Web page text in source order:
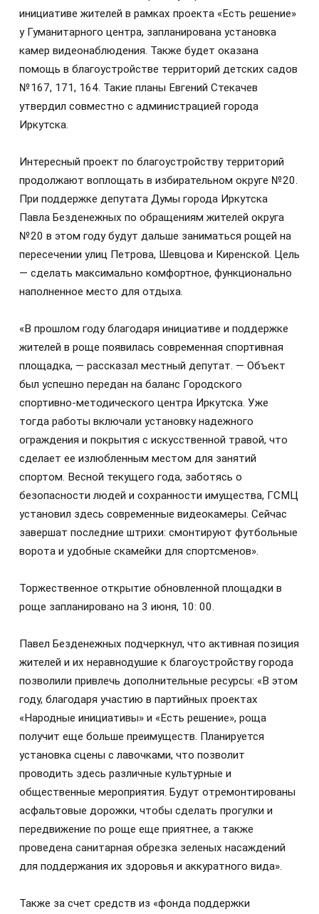
инициативе жителей в рамках проекта «Есть решение»
у Гуманитарного центра, запланирована установка
камер видеонаблюдения. Также будет оказана
помощь в благоустройстве территорий детских садов
№167, 171, 164. Такие планы Евгений Стекачев
утвердил совместно с администрацией города
Иркутска.
Интересный проект по благоустройству территорий
продолжают воплощать в избирательном округе №20.
При поддержке депутата Думы города Иркутска
Павла Безденежных по обращениям жителей округа
№20 в этом году будут дальше заниматься рощей на
пересечении улиц Петрова, Шевцова и Киренской. Цель
— сделать максимально комфортное, функционально
наполненное место для отдыха.
«В прошлом году благодаря инициативе и поддержке
жителей в роще появилась современная спортивная
площадка, — рассказал местный депутат. — Объект
был успешно передан на баланс Городского
спортивно-методического центра Иркутска. Уже
тогда работы включали установку надежного
ограждения и покрытия с искусственной травой, что
сделает ее излюбленным местом для занятий
спортом. Весной текущего года, заботясь о
безопасности людей и сохранности имущества, ГСМЦ
установил здесь современные видеокамеры. Сейчас
завершат последние штрихи: смонтируют футбольные
ворота и удобные скамейки для спортсменов».
Торжественное открытие обновленной площадки в
роще запланировано на 3 июня, 10: 00.
Павел Безденежных подчеркнул, что активная позиция
жителей и их неравнодушие к благоустройству города
позволили привлечь дополнительные ресурсы: «В этом
году, благодаря участию в партийных проектах
«Народные инициативы» и «Есть решение», роща
получит еще больше преимуществ. Планируется
установка сцены с лавочками, что позволит
проводить здесь различные культурные и
общественные мероприятия. Будут отремонтированы
асфальтовые дорожки, чтобы сделать прогулки и
передвижение по роще еще приятнее, а также
проведена санитарная обрезка зеленых насаждений
для поддержания их здоровья и аккуратного вида».
Также за счет средств из «фонда поддержки